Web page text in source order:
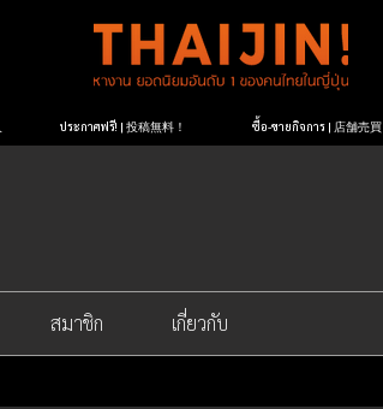
ประกาศฟรี! | 投稿無料！ ซื้อ-ขายกิจการ | 店舗売買
สมาชิก เกี่ยวกับ